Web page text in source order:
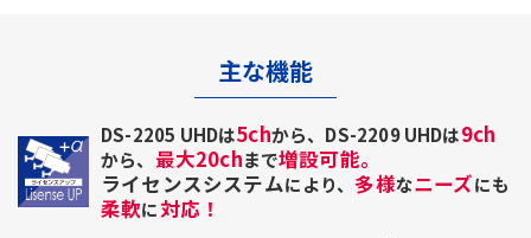
主な機能
DS-2205 UHDは5chから、DS-2209 UHDは9ch
から、 最大20chまで増設可能。
ライセンスシステムにより、 多様なニーズにも
柔軟に対応！